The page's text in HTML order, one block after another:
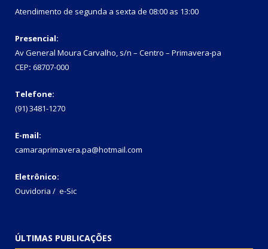
Atendimento de segunda a sexta de 08:00 as 13:00
Presencial:
Av General Moura Carvalho, s/n – Centro – Primavera-pa
CEP: 68707-000
Telefone:
(91) 3481-1270
E-mail:
camaraprimavera.pa@hotmail.com
Eletrônico:
Ouvidoria / e-Sic
ÚLTIMAS PUBLICAÇÕES